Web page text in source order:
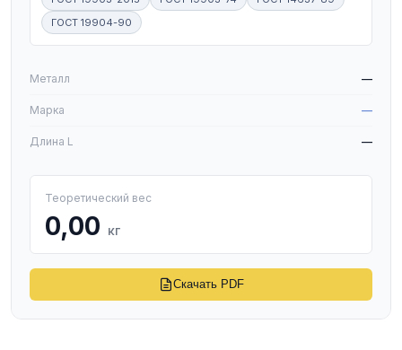
ГОСТ 19904-90
Металл —
Марка —
Длина L —
Теоретический вес
0,00 кг
Скачать PDF